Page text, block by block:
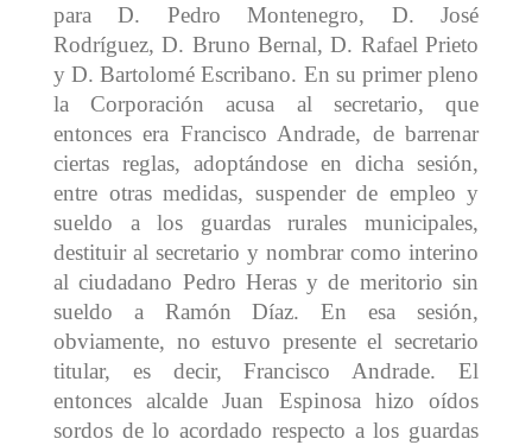
para D. Pedro Montenegro, D. José
Rodríguez, D. Bruno Bernal, D. Rafael Prieto
y D. Bartolomé Escribano. En su primer pleno
la Corporación acusa al secretario, que
entonces era Francisco Andrade, de barrenar
ciertas reglas, adoptándose en dicha sesión,
entre otras medidas, suspender de empleo y
sueldo a los guardas rurales municipales,
destituir al secretario y nombrar como interino
al ciudadano Pedro Heras y de meritorio sin
sueldo a Ramón Díaz. En esa sesión,
obviamente, no estuvo presente el secretario
titular, es decir, Francisco Andrade. El
entonces alcalde Juan Espinosa hizo oídos
sordos de lo acordado respecto a los guardas